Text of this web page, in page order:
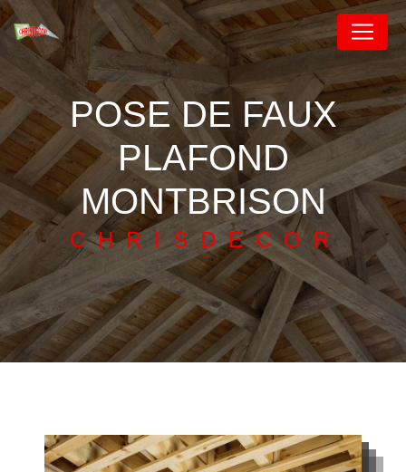
POSE DE FAUX
PLAFOND
MONTBRISON
CHRISDECOR
Panneau de gestion des cookies